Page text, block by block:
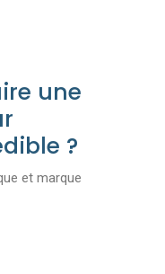
une
?
et marque